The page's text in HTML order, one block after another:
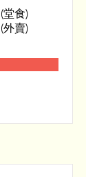
(堂食)
(外賣)